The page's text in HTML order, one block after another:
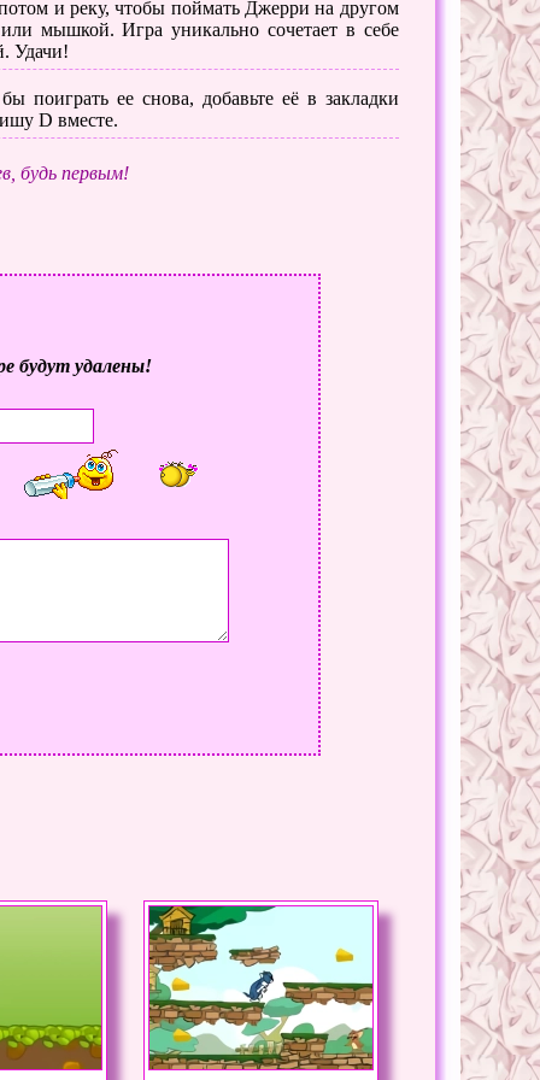
и реку, чтобы поймать Джерри на другом
мышкой. Игра уникально сочетает в себе
Удачи!
поиграть ее снова, добавьте её в закладки
D вместе.
будь первым!
будут удалены!